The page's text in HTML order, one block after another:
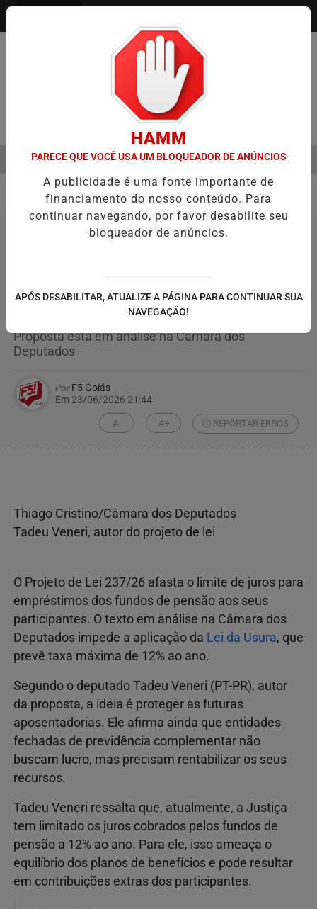
Pesquisar Notícia
É A VIRADA DO VAREJO ÓPTICO EM 2026 WELTON
EM ALTA
MENU
Política
Projeto libera fundos de pensão de limite
de juros em empréstimos
Proposta está em análise na Câmara dos
Deputados
PorF5 Goiás
Em 23/06/2026 21:44
A- A+ REPORTAR ERROS
Thiago Cristino/Câmara dos Deputados
Tadeu Veneri, autor do projeto de lei
O Projeto de Lei 237/26 afasta o limite de juros para
empréstimos dos fundos de pensão aos seus
participantes. O texto em análise na Câmara dos
Deputados impede a aplicação da Lei da Usura, que
prevê taxa máxima de 12% ao ano.
Segundo o deputado Tadeu Veneri (PT-PR), autor
da proposta, a ideia é proteger as futuras
aposentadorias. Ele afirma ainda que entidades
fechadas de previdência complementar não
buscam lucro, mas precisam rentabilizar os seus
recursos.
Tadeu Veneri ressalta que, atualmente, a Justiça
tem limitado os juros cobrados pelos fundos de
pensão a 12% ao ano. Para ele, isso ameaça o
equilíbrio dos planos de benefícios e pode resultar
em contribuições extras dos participantes.
HAMM
PARECE QUE VOCÊ USA UM BLOQUEADOR DE ANÚNCIOS
A publicidade é uma fonte importante de
financiamento do nosso conteúdo. Para
continuar navegando, por favor desabilite seu
bloqueador de anúncios.
APÓS DESABILITAR, ATUALIZE A PÁGINA PARA CONTINUAR SUA
NAVEGAÇÃO!